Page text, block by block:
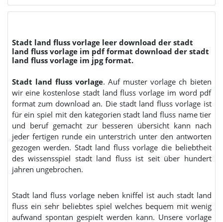
Stadt land fluss vorlage leer download der stadt
land fluss vorlage im pdf format download der stadt
land fluss vorlage im jpg format.
Stadt land fluss vorlage. Auf muster vorlage ch bieten
wir eine kostenlose stadt land fluss vorlage im word pdf
format zum download an. Die stadt land fluss vorlage ist
für ein spiel mit den kategorien stadt land fluss name tier
und beruf gemacht zur besseren übersicht kann nach
jeder fertigen runde ein unterstrich unter den antworten
gezogen werden. Stadt land fluss vorlage die beliebtheit
des wissensspiel stadt land fluss ist seit über hundert
jahren ungebrochen.
Stadt land fluss vorlage neben kniffel ist auch stadt land
fluss ein sehr beliebtes spiel welches bequem mit wenig
aufwand spontan gespielt werden kann. Unsere vorlage